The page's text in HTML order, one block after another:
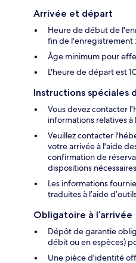
Arrivée et départ
Heure de début de
fin de l'enregistrement
Âge minimum pour
L'heure de départ est
Instructions spéciales
Vous devez contacter
informations relatives
Veuillez contacter
votre arrivée à l'aide
confirmation de
dispositions
Les informations
traduites à l’aide
Obligatoire à l’arrivée
Dépôt de garantie
débit ou en espèces)
Une pièce d'identité